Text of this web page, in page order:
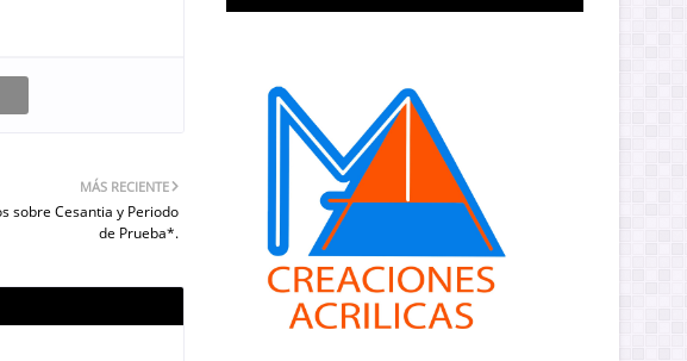
MÁS RECIENTE
sobre Cesantia y Periodo
de Prueba*.